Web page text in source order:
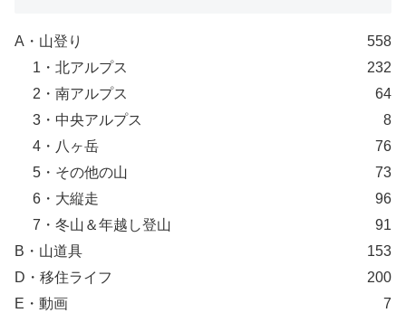
A・山登り
558
1・北アルプス
232
2・南アルプス
64
3・中央アルプス
8
4・八ヶ岳
76
5・その他の山
73
6・大縦走
96
7・冬山＆年越し登山
91
B・山道具
153
D・移住ライフ
200
E・動画
7